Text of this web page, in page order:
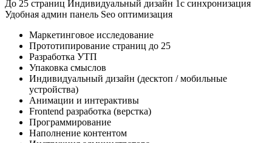
До 25 страниц Индивидуальный дизайн 1с синхронизация
Удобная админ панель Seo оптимизация
Маркетинговое исследование
Прототипирование страниц до 25
Разработка УТП
Упаковка смыслов
Индивидуальный дизайн (десктоп / мобильные
устройства)
Анимации и интерактивы
Frontend разработка (верстка)
Программирование
Наполнение контентом